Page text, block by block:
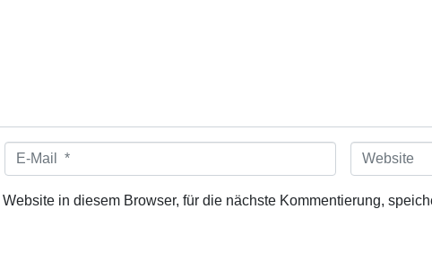
-
M
W
e
b
in diesem Browser, für die nächste Kommentierung,